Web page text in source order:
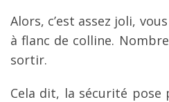
Alors, c’est assez joli,
à flanc de colline.
sortir.
Cela dit, la sécurité pose